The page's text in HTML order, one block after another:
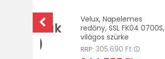
ablak
Velux, Napelemes
redőny, SSL FK04 0700S,
világos szürke
RRP: 305.690 Ft